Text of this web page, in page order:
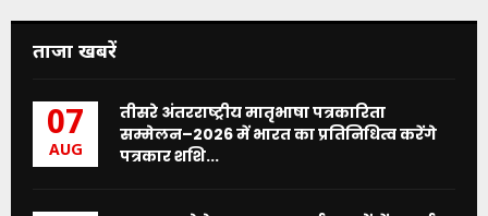
ताजा खबरें
07
AUG
तीसरे अंतरराष्ट्रीय मातृभाषा पत्रकारिता
सम्मेलन–2026 में भारत का प्रतिनिधित्व करेंगे
पत्रकार शशि...